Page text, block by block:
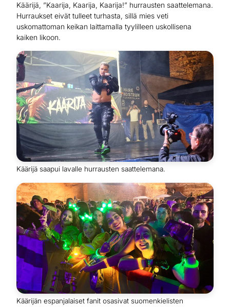
Käärijä, ”Kaarija, Kaarija, Kaarija!” hurrausten saattelemana.
Hurraukset eivät tulleet turhasta, sillä mies veti
uskomattoman keikan laittamalla tyylilleen uskollisena
kaiken likoon.
Käärijä saapui lavalle hurrausten saattelemana.
Käärijän espanjalaiset fanit osasivat suomenkielisten